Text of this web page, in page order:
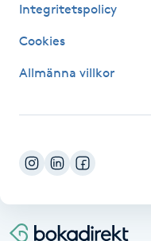
Japansk massage
K
Kemisk peeling
Integritetspolicy
Cookies
Allmänna villkor